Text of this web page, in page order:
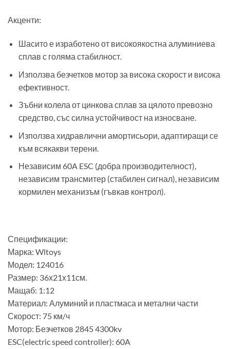
Акценти:
Шасито е изработено от високоякостна алуминиева
сплав с голяма стабилност.
Използва безчетков мотор за висока скорост и висока
ефективност.
Зъбни колела от цинкова сплав за цялото превозно
средство, със силна устойчивост на износване.
Използва хидравлични амортисьори, адаптиращи се
към всякакви терени.
Независим 60A ESC (добра производителност),
независим трансмитер (стабилен сигнал), независим
кормилен механизъм (гъвкав контрол).
Спецификации:
Марка: Wltoys
Модел: 124016
Размер: 36х21х11см.
Мащаб: 1:12
Материал: Алуминий и пластмаса и метални части
Скорост: 75 км/ч
Мотор: Безчетков 2845 4300kv
ESC(electric speed controller): 60A